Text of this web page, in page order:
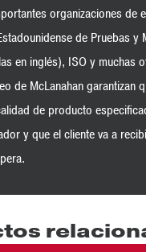
organizaciones de
de Pruebas y
en inglés), ISO y muchas
de McLanahan garantizan
de producto
y que el cliente va a